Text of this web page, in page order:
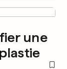
une